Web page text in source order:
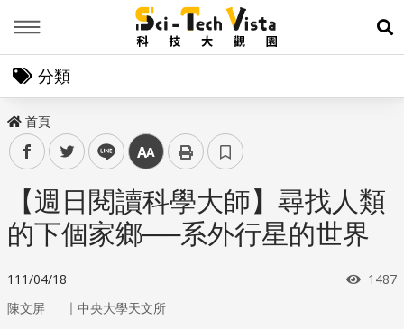
展
分類
首頁
facebooktwitter line 中
【週日閱讀科學大師】尋找人類
的下個家鄉──系外行星的世界
111/04/18 瀏覽
1487
陳文屏 ｜ 中央大學天文所